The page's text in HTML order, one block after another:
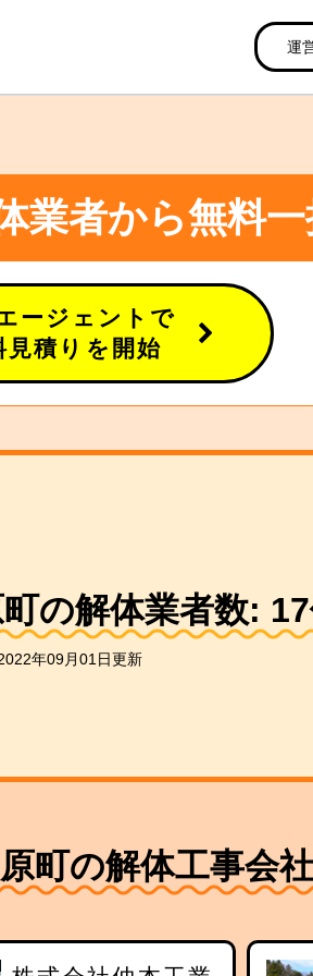
運
業者から無料
ージェントで
見積りを開始
の解体業者数: 17
年09月01日更新
町の解体工事会社